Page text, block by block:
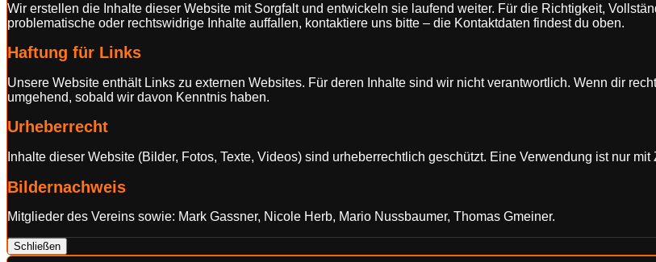
Wir erstellen die Inhalte dieser Website mit Sorgfalt und entwickeln sie laufend weiter. Für die Richtigkeit,
problematische oder rechtswidrige Inhalte auffallen, kontaktiere uns bitte – die Kontaktdaten findest du oben.
Haftung für Links
Unsere Website enthält Links zu externen Websites. Für deren Inhalte sind wir nicht verantwortlich. Wenn dir
umgehend, sobald wir davon Kenntnis haben.
Urheberrecht
Inhalte dieser Website (Bilder, Fotos, Texte, Videos) sind urheberrechtlich geschützt. Eine Verwendung ist nur
Bildernachweis
Mitglieder des Vereins sowie: Mark Gassner, Nicole Herb, Mario Nussbaumer, Thomas Gmeiner.
Schließen